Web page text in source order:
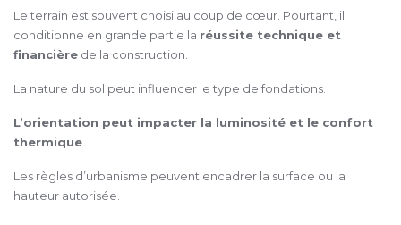
Le terrain est souvent choisi au coup de cœur. Pourtant, il
conditionne en grande partie la réussite technique et
financière de la construction.
La nature du sol peut influencer le type de fondations.
L’orientation peut impacter la luminosité et le confort
thermique.
Les règles d’urbanisme peuvent encadrer la surface ou la
hauteur autorisée.